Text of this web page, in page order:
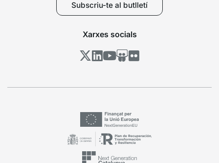
Subscriu-te al butlletí
Xarxes socials